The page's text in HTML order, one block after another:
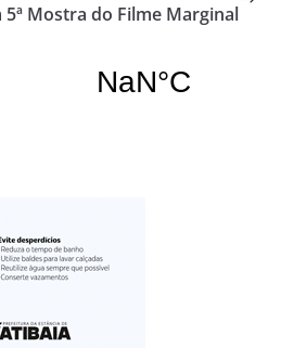
Mostra do Filme Marginal